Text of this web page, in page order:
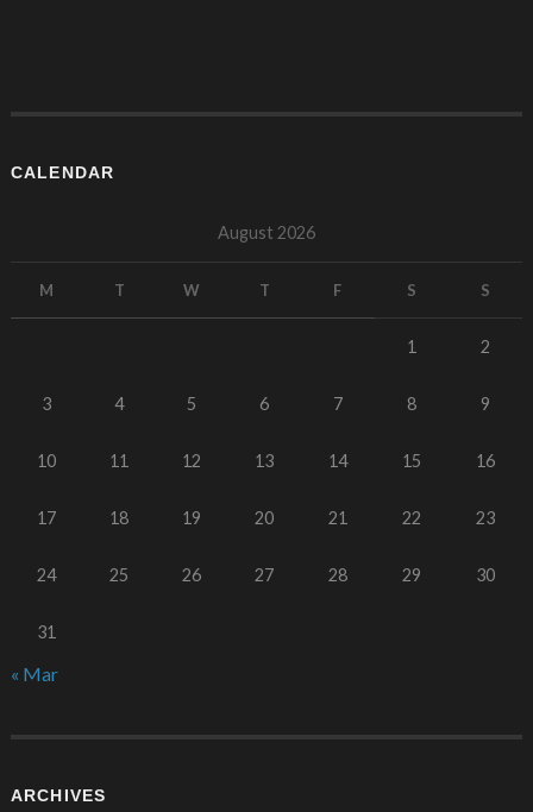
CALENDAR
August 2026
M T W T F S S
1 2
3 4 5 6 7 8 9
10 11 12 13 14 15 16
17 18 19 20 21 22 23
24 25 26 27 28 29 30
31
« Mar
ARCHIVES